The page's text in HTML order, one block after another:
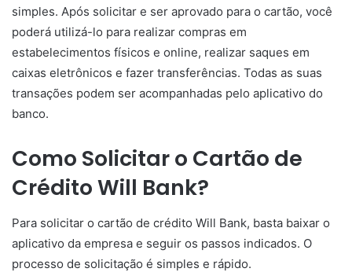
simples. Após solicitar e ser aprovado para o cartão, você
poderá utilizá-lo para realizar compras em
estabelecimentos físicos e online, realizar saques em
caixas eletrônicos e fazer transferências. Todas as suas
transações podem ser acompanhadas pelo aplicativo do
banco.
Como Solicitar o Cartão de
Crédito Will Bank?
Para solicitar o cartão de crédito Will Bank, basta baixar o
aplicativo da empresa e seguir os passos indicados. O
processo de solicitação é simples e rápido.